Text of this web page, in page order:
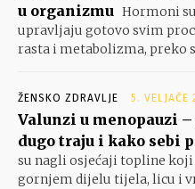
u organizmu Hormoni
upravljaju gotovo svim
rasta i metabolizma, preko
ŽENSKO ZDRAVLJE 5. VELJAČE
Valunzi u menopauzi
dugo traju i kako sebi
su nagli osjećaji topline koji
gornjem dijelu tijela, licu i